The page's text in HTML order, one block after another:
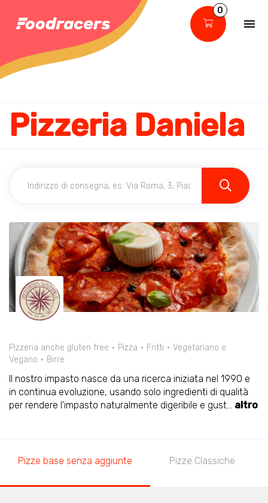
0
Pizzeria Daniela
Pizzeria anche gluten free Pizza Fritti
Vegetariano e
Vegano
Birre
Il nostro impasto nasce da una ricerca iniziata nel 1990 e
in continua evoluzione, usando solo ingredienti di qualità
per rendere l'impasto naturalmente digeribile e gust... altro
Pizze base senza aggiunte Pizze Classiche